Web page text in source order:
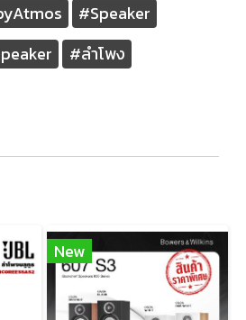
#Speaker
#ลำโพง
New